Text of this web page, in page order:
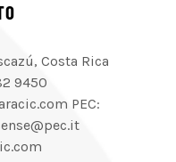
Costa Rica
9450
PEC: